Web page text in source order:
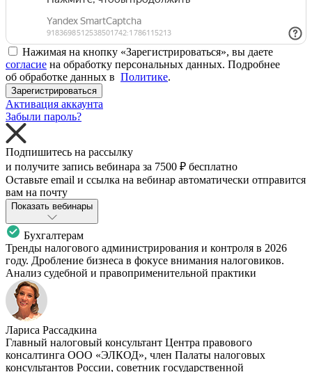
Нажимая на кнопку «Зарегистрироваться», вы даете
согласие на обработку персональных данных. Подробнее
об обработке данных в Политике.
Зарегистрироваться
Активация аккаунта
Забыли пароль?
Подпишитесь на рассылку
и получите запись вебинара за 7500 ₽ бесплатно
Оставьте email и ссылка на вебинар автоматически отправится
вам на почту
Показать вебинары
Бухгалтерам
Тренды налогового администрирования и контроля в 2026
году. Дробление бизнеса в фокусе внимания налоговиков.
Анализ судебной и правоприменительной практики
Лариса Рассадкина
Главный налоговый консультант Центра правового
консалтинга ООО «ЭЛКОД», член Палаты налоговых
консультантов России, советник государственной